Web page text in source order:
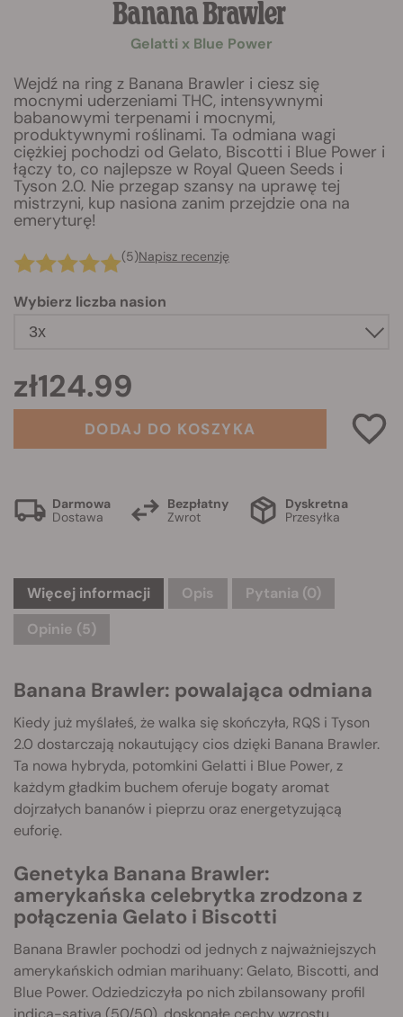
Banana Brawler
Gelatti x Blue Power
Wejdź na ring z Banana Brawler i ciesz się
mocnymi uderzeniami THC, intensywnymi
babanowymi terpenami i mocnymi,
produktywnymi roślinami. Ta odmiana wagi
ciężkiej pochodzi od Gelato, Biscotti i Blue Power i
łączy to, co najlepsze w Royal Queen Seeds i
Tyson 2.0. Nie przegap szansy na uprawę tej
mistrzyni, kup nasiona zanim przejdzie ona na
emeryturę!
(5)Napisz recenzję
Wybierz liczba nasion
zł124.99
DODAJ DO KOSZYKA
Darmowa
Dostawa
Bezpłatny
Zwrot
Dyskretna
Przesyłka
Więcej informacji Opis Pytania (0)
Opinie (5)
Banana Brawler: powalająca odmiana
Kiedy już myślałeś, że walka się skończyła, RQS i Tyson
2.0 dostarczają nokautujący cios dzięki Banana Brawler.
Ta nowa hybryda, potomkini Gelatti i Blue Power, z
każdym gładkim buchem oferuje bogaty aromat
dojrzałych bananów i pieprzu oraz energetyzującą
euforię.
Genetyka Banana Brawler:
amerykańska celebrytka zrodzona z
połączenia Gelato i Biscotti
Banana Brawler pochodzi od jednych z najważniejszych
amerykańskich odmian marihuany: Gelato, Biscotti, and
Blue Power. Odziedziczyła po nich zbilansowany profil